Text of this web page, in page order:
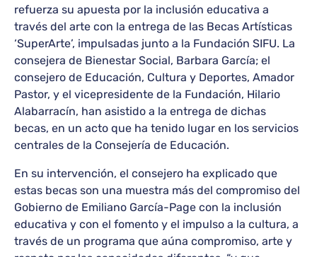
refuerza su apuesta por la inclusión educativa a
través del arte con la entrega de las Becas Artísticas
‘SuperArte’, impulsadas junto a la Fundación SIFU. La
consejera de Bienestar Social, Barbara García; el
consejero de Educación, Cultura y Deportes, Amador
Pastor, y el vicepresidente de la Fundación, Hilario
Alabarracín, han asistido a la entrega de dichas
becas, en un acto que ha tenido lugar en los servicios
centrales de la Consejería de Educación.
En su intervención, el consejero ha explicado que
estas becas son una muestra más del compromiso del
Gobierno de Emiliano García-Page con la inclusión
educativa y con el fomento y el impulso a la cultura, a
través de un programa que aúna compromiso, arte y